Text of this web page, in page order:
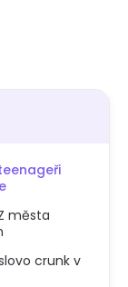
města
crunk v